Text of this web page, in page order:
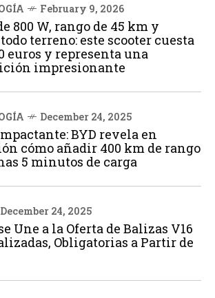
February 9, 2026
800 W, rango de 45 km y
terreno: este scooter cuesta
euros y representa una
impresionante
December 24, 2025
BYD revela en
cómo añadir 400 km de rango
5 minutos de carga
December 24, 2025
Une a la Oferta de Balizas V16
Obligatorias a Partir de